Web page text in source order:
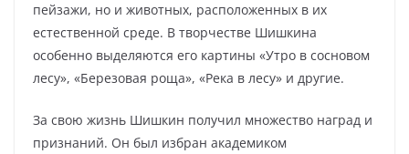
пейзажи, но и животных, расположенных в их
естественной среде. В творчестве Шишкина
особенно выделяются его картины «Утро в сосновом
лесу», «Березовая роща», «Река в лесу» и другие.
За свою жизнь Шишкин получил множество наград и
признаний. Он был избран академиком